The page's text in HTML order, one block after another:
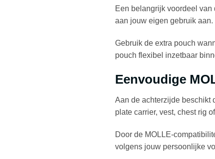
Een belangrijk voordeel
aan jouw eigen gebruik aan.
Gebruik de extra pouch
pouch flexibel inzetbaar
Eenvoudige
Aan de achterzijde beschikt
plate carrier, vest, chest rig
Door de MOLLE-
volgens jouw persoonlijke